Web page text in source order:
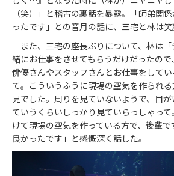
（笑）」と稽古の裏話を暴露。「師弟関
ったです」との音月の話に、三宅と林は笑
また、三宅の座長ぶりについて、林は
緒にお仕事をさせてもらうだけだったの
俳優さんやスタッフさんとお仕事をして
て。こういうふうに現場の空気を作られ
見でした。周りを見ていないようで、目
ていうくらいしっかり見ていらっしゃっ
けて現場の空気を作っている方で、後輩
良かったです」と感慨深く話した。